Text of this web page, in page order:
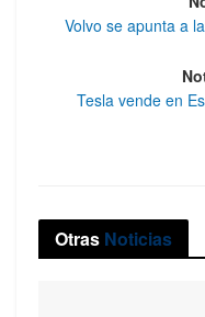
Volvo se apunta a
Tesla vende en
Otras Noticias